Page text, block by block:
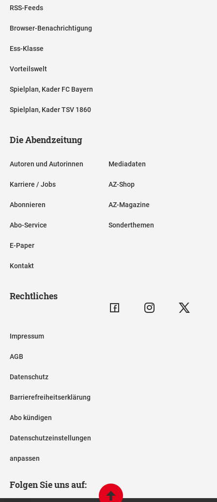
RSS-Feeds
Browser-Benachrichtigung
Ess-Klasse
Vorteilswelt
Spielplan, Kader FC Bayern
Spielplan, Kader TSV 1860
Die Abendzeitung
Autoren und Autorinnen
Karriere / Jobs
Abonnieren
Abo-Service
E-Paper
Kontakt
Mediadaten
AZ-Shop
AZ-Magazine
Sonderthemen
Rechtliches
Impressum
AGB
Datenschutz
Barrierefreiheitserklärung
Abo kündigen
Datenschutzeinstellungen
anpassen
Folgen Sie uns auf: